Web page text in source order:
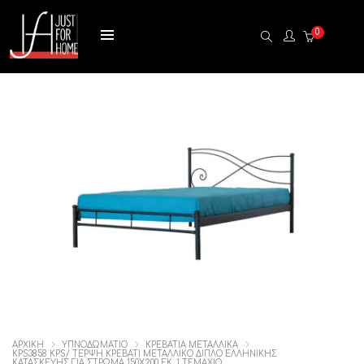
0
ΑΡΧΙΚΉ ΥΠΝΟΔΩΜΑΤΙΟ
ΚΡΕΒΑΤΙΑ ΜΕΤΑΛΛΙΚΑ
KPS3858 KPS/ ΤΕΡΨΗ ΚΡΕΒΑΤΙ ΜΕΤΑΛΛΙΚΟ ΔΙΠΛΟ ΕΛΛΗΝΙΚΗΣ